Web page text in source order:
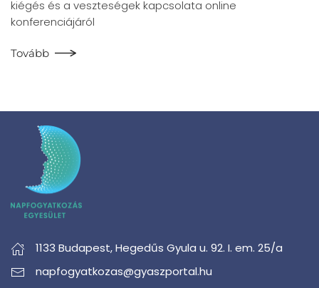
kiégés és a veszteségek kapcsolata online
konferenciájáról
Tovább
1133 Budapest,Hegedűs Gyula u. 92. I. em. 25/a
napfogyatkozas@gyaszportal.hu